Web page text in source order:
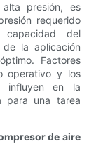
presión, es
requerido
del
la aplicación
Factores
operativo y los
influyen en la
para una tarea
de aire